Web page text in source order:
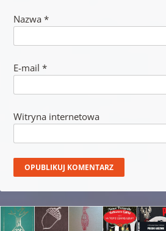
Nazwa *
E-mail *
Witryna internetowa